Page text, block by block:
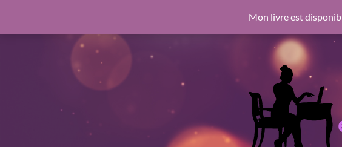
au
Mon livre est